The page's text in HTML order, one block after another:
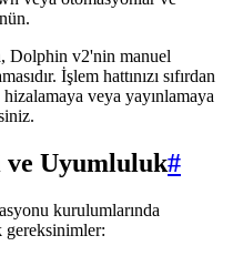
Dolphin v2'nin manuel
İşlem hattınızı sıfırdan
veya yayınlamaya
ve Uyumluluk#
kurulumlarında
gereksinimler: